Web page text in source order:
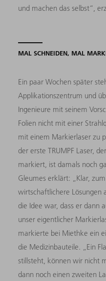
und machen das selbst“,
MAL SCHNEIDEN, MAL
Ein paar Wochen später
Applikationszentrum und
Ingenieure mit seinem
Folien nicht mit einer
mit einem Markierlaser zu
der erste TRUMPF Laser,
markiert, ist damals noch
Gleumes erklärt: „Klar,
wirtschaftlichere Lösungen
die Idee war, dass er dann
unser eigentlicher
markierte bei Miethke ein
die Medizinbauteile. „Ein
stillsteht, können wir nicht
dann noch einen zweiten